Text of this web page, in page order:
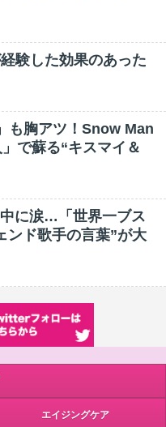
験した効果のあった
も胸アツ！Snow Man
で蘇る“キスマイ＆
に涙…「世界一ブス
ンド歌手の言葉”が大
エイジングケア